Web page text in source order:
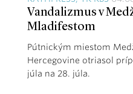
Vandalizmus v
Mladifestom
Pútnickým miestom
Hercegovine otriasol
júla na 28. júla.